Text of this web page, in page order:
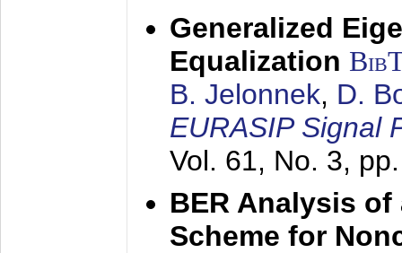
Generalized
Equalization
B. Jelonnek, D.
EURASIP Signal
Vol. 61, No. 3,
BER Analysis
Scheme for